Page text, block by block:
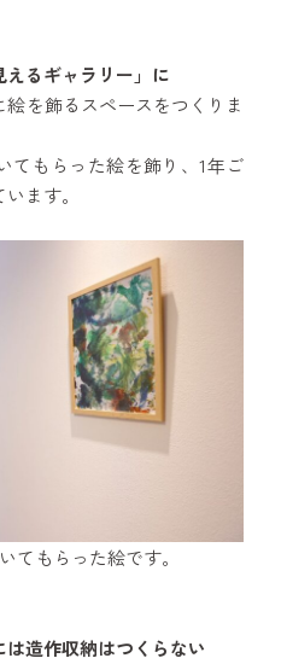
るギャラリー」に
を飾るスペースをつくりま
てもらった絵を飾り、1年ご
ます。
てもらった絵です。
造作収納はつくらない